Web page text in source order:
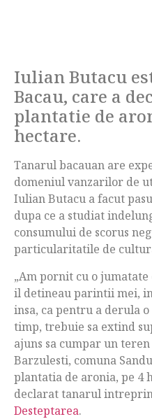
Iulian Butacu
Bacau, care a
plantatie de
hectare.
Tanarul bacauan are
domeniul vanzarilor de
Iulian Butacu a facut
dupa ce a studiat
consumului de scorus
particularitatile de
„Am pornit cu o
il detineau parintii mei,
insa, ca pentru a derula
timp, trebuie sa extind
ajuns sa cumpar un
Barzulesti, comuna
plantatia de aronia, pe 4
declarat tanarul
Desteptarea.